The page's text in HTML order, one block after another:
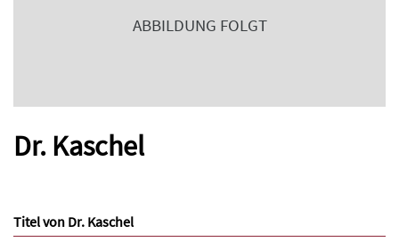
ABBILDUNG FOLGT
Dr. Kaschel
Titel von Dr. Kaschel